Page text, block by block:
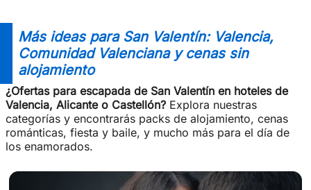
Más ideas para San Valentín: Valencia,
Comunidad Valenciana y cenas sin
alojamiento
¿Ofertas para escapada de San Valentín en hoteles de
Valencia, Alicante o Castellón? Explora nuestras
categorías y encontrarás packs de alojamiento, cenas
románticas, fiesta y baile, y mucho más para el día de
los enamorados.